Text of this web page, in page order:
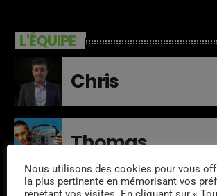
L'ÉQUIPE
Chris
Thomas
Nous utilisons des cookies pour vous
la plus pertinente en mémorisant vos